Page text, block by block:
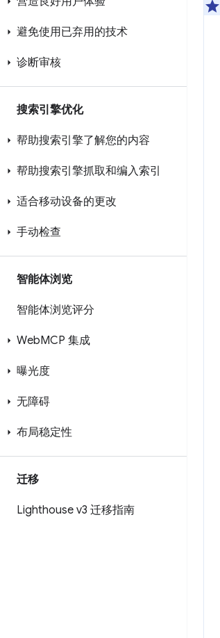
避免使用已弃用的技术
诊断审核
搜索引擎优化
帮助搜索引擎了解您的内容
帮助搜索引擎抓取和编入索引
适合移动设备的更改
手动检查
智能体浏览
智能体浏览评分
WebMCP 集成
曝光度
无障碍
布局稳定性
迁移
Lighthouse v3 迁移指南